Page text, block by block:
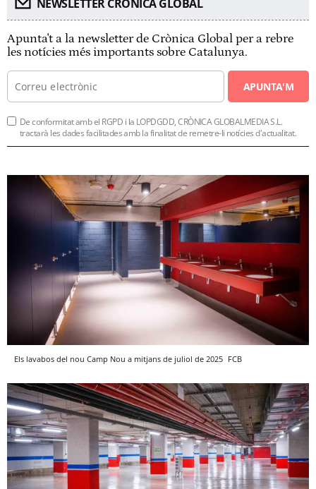
NEWSLETTER CRÓNICA GLOBAL
Apunta't a la newsletter de Crònica Global per a rebre
les notícies més importants sobre Catalunya.
APUNTA'M
De conformitat amb el RGPD i la LOPDGDD, CRÒNICA GLOBALMEDIA S.L.
tractarà les dades facilitades amb la finalitat de remetre-li notícies d'actualitat.
Els lavabos del nou Camp Nou a mitjans de juliol de 2025 FCB